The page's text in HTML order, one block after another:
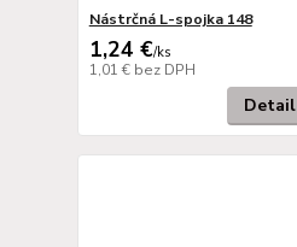
Nástrčná L-spojka 148
1,24 €/ks
1,01 € bez DPH
Detail